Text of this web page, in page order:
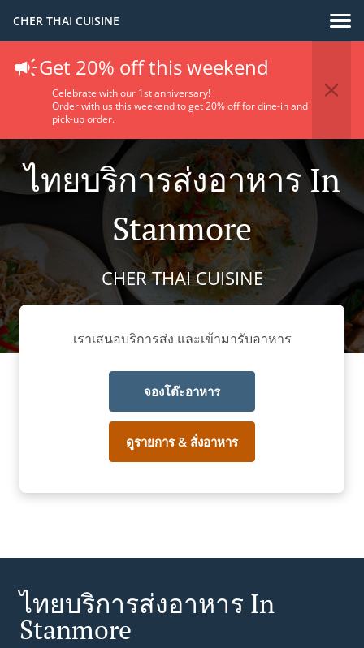
CHER THAI CUISINE
Get 20% off this weekend
Celebrate with our 1st anniversary!
Order with us this weekend to get 20% off for dine-in and
pick-up order.
ไทยบริการส่งอาหาร In
Stanmore
CHER THAI CUISINE
เราเสนอบริการส่ง และเข้ามารับอาหาร
จองโต๊ะอาหาร
ดูรายการ & สั่งอาหาร
ไทยบริการส่งอาหาร In
Stanmore